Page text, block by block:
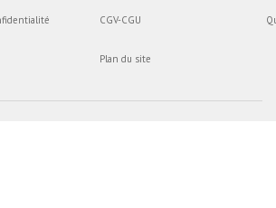
CGV-CGU
Plan du site